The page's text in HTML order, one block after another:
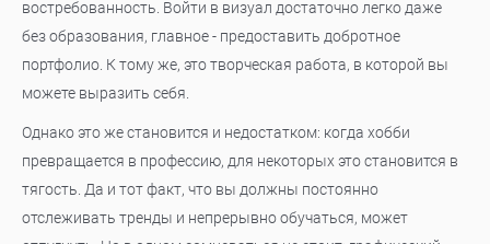
востребованность. Войти в визуал достаточно легко даже
без образования, главное - предоставить добротное
портфолио. К тому же, это творческая работа, в которой вы
можете выразить себя.
Однако это же становится и недостатком: когда хобби
превращается в профессию, для некоторых это становится в
тягость. Да и тот факт, что вы должны постоянно
отслеживать тренды и непрерывно обучаться, может